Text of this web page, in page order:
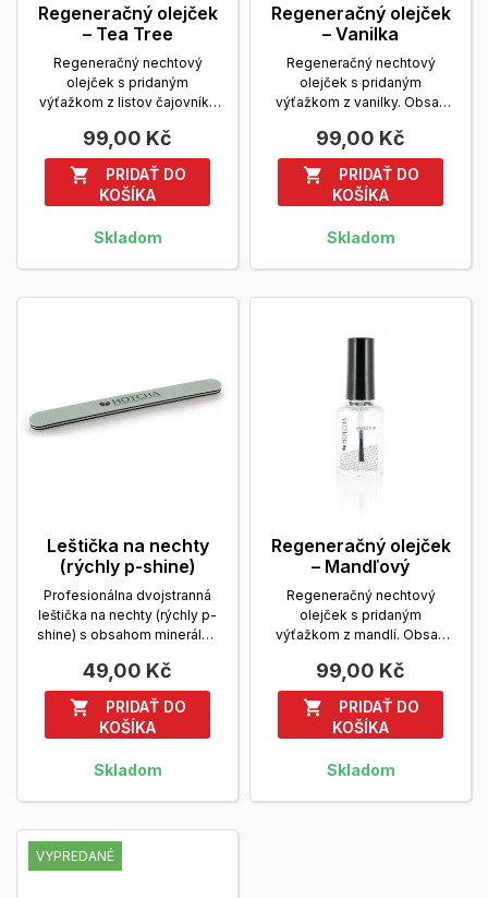
Regeneračný olejček
– Tea Tree
Regeneračný nechtový
olejček s pridaným
výťažkom z listov čajovníku
Tree.Obsah...Zobrazit viac
99,00 Kč

PRIDAŤ DO
KOŠÍKA
Skladom
Regeneračný olejček
– Vanilka
Regeneračný nechtový
olejček s pridaným
výťažkom z vanilky. Obsah
99,00 Kč

PRIDAŤ DO
KOŠÍKA
Skladom
Leštička na nechty
(rýchly p-shine)
Profesionálna dvojstranná
leštička na nechty (rýchly p-
shine) s obsahom minerálov
49,00 Kč

PRIDAŤ DO
KOŠÍKA
Skladom
Regeneračný olejček
– Mandľový
Regeneračný nechtový
olejček s pridaným
výťažkom z mandlí. Obsah
99,00 Kč

PRIDAŤ DO
KOŠÍKA
Skladom
VYPREDANÉ